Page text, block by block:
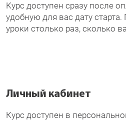
Курс доступен сразу после
удобную для вас дату
уроки столько раз, сколько
Личный кабинет
Курс доступен в